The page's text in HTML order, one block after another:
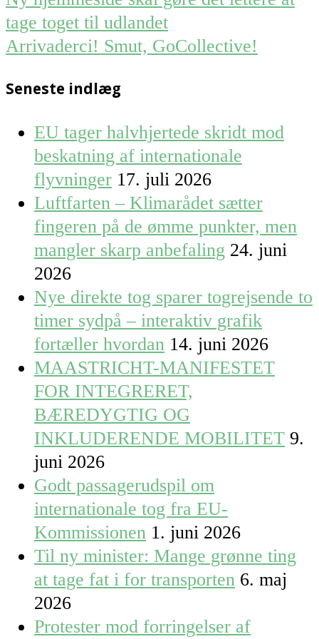
navigation
tage toget til udlandet
Arrivaderci! Smut, GoCollective!
Seneste indlæg
EU tager halvhjertede skridt mod
beskatning af internationale
flyvninger 17. juli 2026
Luftfarten – Klimarådet sætter
fingeren på de ømme punkter, men
mangler skarp anbefaling 24. juni
2026
Nye direkte tog sparer togrejsende to
timer sydpå – interaktiv grafik
fortæller hvordan 14. juni 2026
MAASTRICHT-MANIFESTET
FOR INTEGRERET,
BÆREDYGTIG OG
INKLUDERENDE MOBILITET 9.
juni 2026
Godt passagerudspil om
internationale tog fra EU-
Kommissionen 1. juni 2026
Til ny minister: Mange grønne ting
at tage fat i for transporten 6. maj
2026
Protester mod forringelser af